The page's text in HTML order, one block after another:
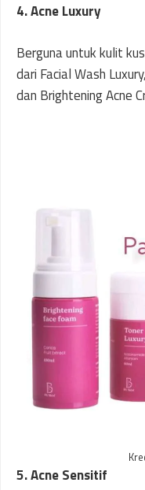
4. Acne Luxury
Berguna untuk kulit
dari Facial Wash
dan Brightening Acne
5. Acne Sensitif